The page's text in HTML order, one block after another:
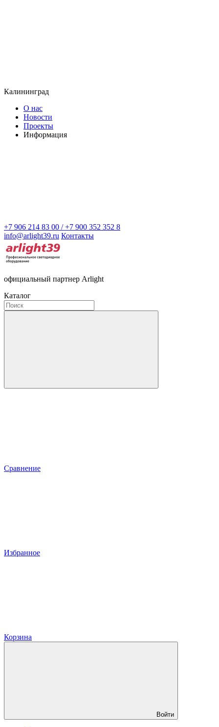
Калининград
О нас
Новости
Проекты
Информация
+7 906 214 83 00 / +7 900 352 352 8
info@arlight39.ru Контакты
официальный партнер Arlight
Каталог
Сравнение
Избранное
Корзина
Войти